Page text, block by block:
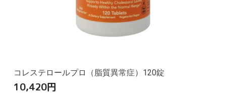
コレステロールプロ（脂質異常症）120錠
10,420円